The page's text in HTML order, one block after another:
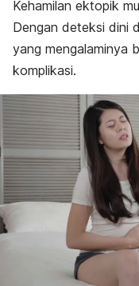
Penyebab
Faktor risiko
Diagnosis
Pengobatan
Pencegahan
Kapan bisa hamil
Kehamilan ektopik
Dengan deteksi dini
yang mengalaminya
komplikasi.